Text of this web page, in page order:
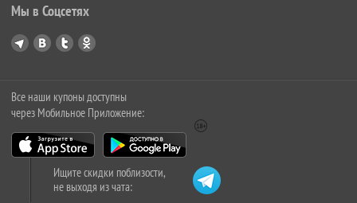
Мы в Соцсетях
Все наши купоны доступны
через Мобильное Приложение:
Ищите скидки поблизости,
не выходя из чата: